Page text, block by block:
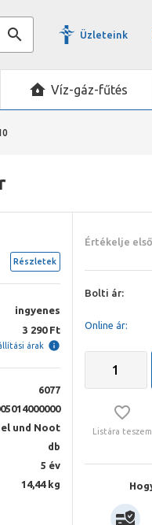
Üzleteink
Víz-gáz-fűtés
Részletek
ingyenes
3 290 Ft
árak
6077
und Noot
db
5 év
14,44 kg
Értékelje
Bolti ár:
Online ár:
Listára teszem